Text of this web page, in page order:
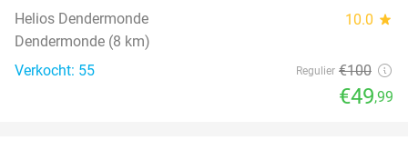
Helios Dendermonde 10.0 star
Dendermonde (8 km)
Verkocht: 55
Regulier €100
€49,99